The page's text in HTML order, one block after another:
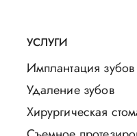
УСЛУГИ
Имплантация зубов
Удаление зубов
Хирургическая